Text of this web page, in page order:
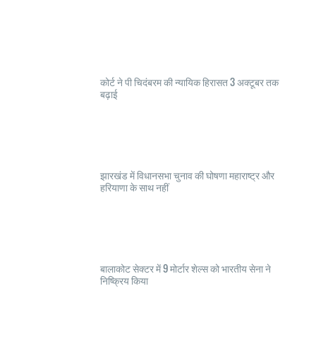
कोर्ट ने पी चिदंबरम की न्यायिक हिरासत 3 अक्टूबर तक
बढ़ाई
झारखंड में विधानसभा चुनाव की घोषणा महाराष्ट्र और
हरियाणा के साथ नहीं
बालाकोट सेक्टर में 9 मोर्टार शेल्स को भारतीय सेना ने
निष्क्रिय किया